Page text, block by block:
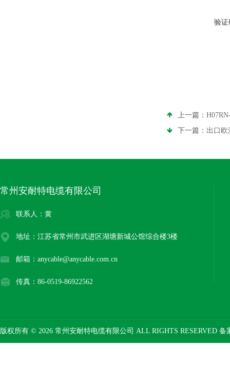
验证
上一篇：
下一篇： 出口欧
常州安耐特电缆有限公司
联系人：黄
地址：江苏省常州市武进区湖塘新城公馆综合楼3楼
邮箱：anycable@anycable.com.cn
传真：86-0519-86922562
版权所有 © 2026 常州安耐特电缆有限公司 ALL RIGHTS RESERVED 备